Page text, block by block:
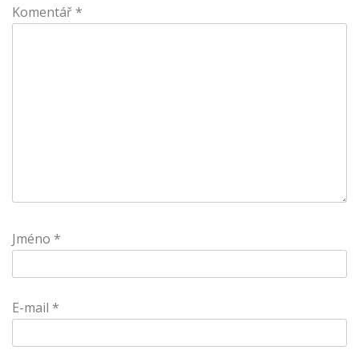
Komentář *
Jméno *
E-mail *